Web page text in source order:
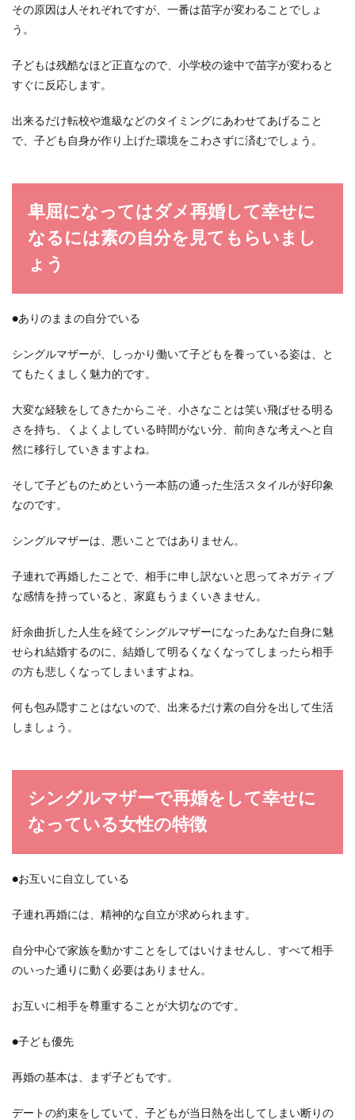
その原因は人それぞれですが、一番は苗字が変わることでしょ
う。
子どもは残酷なほど正直なので、小学校の途中で苗字が変わると
すぐに反応します。
出来るだけ転校や進級などのタイミングにあわせてあげること
で、子ども自身が作り上げた環境をこわさずに済むでしょう。
卑屈になってはダメ再婚して幸せに
なるには素の自分を見てもらいまし
ょう
●ありのままの自分でいる
シングルマザーが、しっかり働いて子どもを養っている姿は、と
てもたくましく魅力的です。
大変な経験をしてきたからこそ、小さなことは笑い飛ばせる明る
さを持ち、くよくよしている時間がない分、前向きな考えへと自
然に移行していきますよね。
そして子どものためという一本筋の通った生活スタイルが好印象
なのです。
シングルマザーは、悪いことではありません。
子連れで再婚したことで、相手に申し訳ないと思ってネガティブ
な感情を持っていると、家庭もうまくいきません。
紆余曲折した人生を経てシングルマザーになったあなた自身に魅
せられ結婚するのに、結婚して明るくなくなってしまったら相手
の方も悲しくなってしまいますよね。
何も包み隠すことはないので、出来るだけ素の自分を出して生活
しましょう。
シングルマザーで再婚をして幸せに
なっている女性の特徴
●お互いに自立している
子連れ再婚には、精神的な自立が求められます。
自分中心で家族を動かすことをしてはいけませんし、すべて相手
のいった通りに動く必要はありません。
お互いに相手を尊重することが大切なのです。
●子ども優先
再婚の基本は、まず子どもです。
デートの約束をしていて、子どもが当日熱を出してしまい断りの